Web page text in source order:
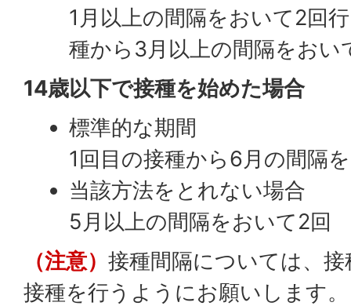
1月以上の間隔をおいて2回
種から3月以上の間隔をおい
14歳以下で接種を始めた場合
標準的な期間
1回目の接種から6月の間隔
当該方法をとれない場合
5月以上の間隔をおいて2回
（注意） 接種間隔については、
接種を行うようにお願いします。